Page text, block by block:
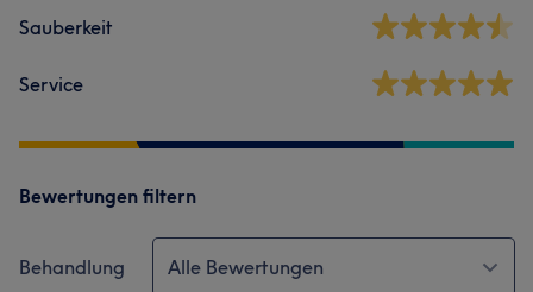
Sauberkeit
Service
Bewertungen filtern
Behandlung Alle Bewertungen